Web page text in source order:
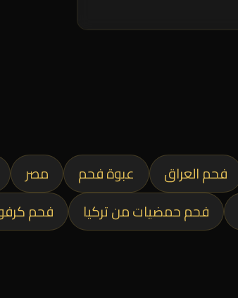
فحم العراق عبوة فحم مصر
فحم حمضيات من تركيا فحم